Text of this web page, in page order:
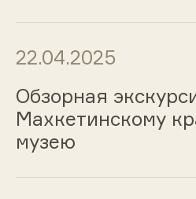
22.04.2025
Обзорная
Махкетинскому
музею